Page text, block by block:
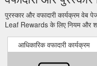
पुरस्कार और वफादारी कार्यक्रम
Leaf Rewards के लिए नियम और
आधिकारिक वफादारी कार्यक्रम